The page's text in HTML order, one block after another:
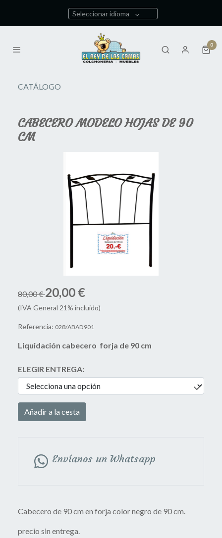
Seleccionar idioma
0
CATÁLOGO
CABECERO MODELO HOJAS DE 90
CM
80,00 €20,00 €
(IVA General 21% incluido)
Referencia: 028/ABAD901
Liquidación cabecero forja de 90 cm
ELEGIR ENTREGA:
Añadir a la cesta
Envíanos un Whatsapp
Cabecero de 90 cm en forja color negro de 90 cm.
precio sin entrega.